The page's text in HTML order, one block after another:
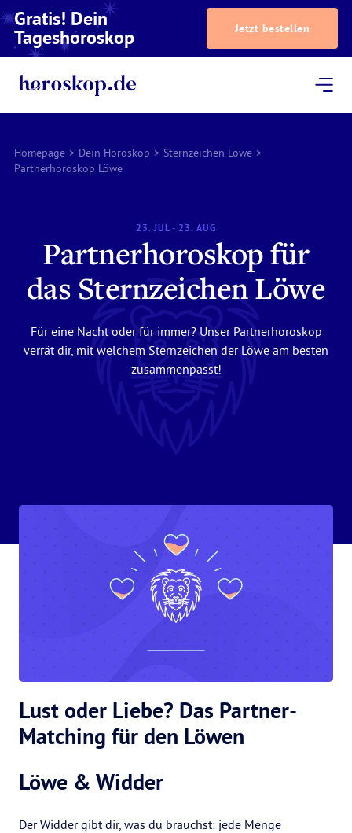
Gratis! Dein
Tageshoroskop Jetzt bestellen
Homepage > Dein Horoskop > Sternzeichen Löwe >
Partnerhoroskop Löwe
23. JUL - 23. AUG
Partnerhoroskop für
das Sternzeichen Löwe
Für eine Nacht oder für immer? Unser Partnerhoroskop
verrät dir, mit welchem Sternzeichen der Löwe am besten
zusammenpasst!
Lust oder Liebe? Das Partner-
Matching für den Löwen
Löwe & Widder
Der Widder gibt dir, was du brauchst: jede Menge